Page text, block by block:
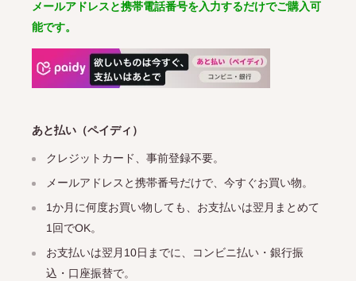
メールアドレスと携帯電話番号を入力するだけでご購入可
能です。
あと払い（ペイディ）
クレジットカード、事前登録不要。
メールアドレスと携帯番号だけで、今すぐお買い物。
1か月に何度お買い物しても、お支払いは翌月まとめて
1回でOK。
お支払いは翌月10日までに、コンビニ払い・銀行振
込・口座振替で。